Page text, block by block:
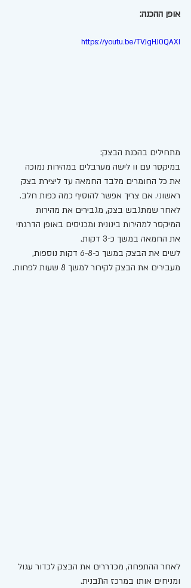
אופן ההכנה:
https://youtu.be/TVJgHJ0QAXI
מתחילים בהכנת הבצק:
במיקסר עם וו לישה מערבלים במהירות נמוכה
את כל החומרים מלבד החמאה עד ליצירת בצק
ראשוני. אם צריך אפשר להוסיף כמה כפות חלב.
לאחר שמתגבש בצק, מגבירים את מהירות
המיקסר למהירות בינונית ומכניסים באופן הדרגתי
את החמאה במשך כ-3 דקות.
לשים את הבצק במשך כ-6-8 דקות נוספות,
מעבירים את הבצק לקירור למשך 8 שעות לפחות.
לאחר ההתפחה, מכדררים את הבצק לכדור עגול
ומניחים אותו במרכז התבנית.